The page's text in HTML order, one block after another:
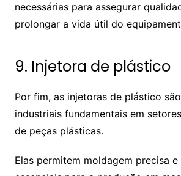
necessárias para assegurar
prolongar a vida útil do
9. Injetora de plástico
Por fim, as injetoras de plástico
industriais fundamentais em
de peças plásticas.
Elas permitem moldagem precisa